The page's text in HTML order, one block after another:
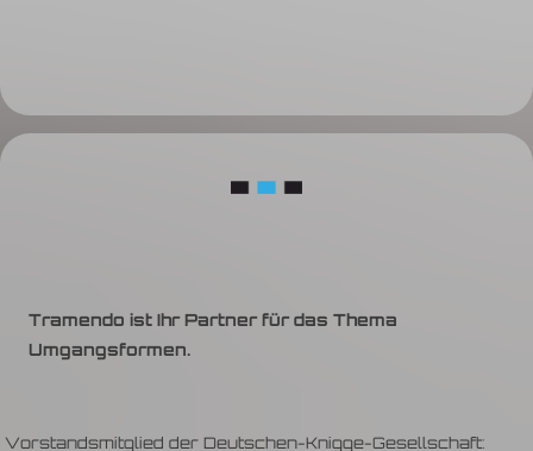
Tramendo ist Ihr Partner für das Thema
Umgangsformen.
Vorstandsmitglied der Deutschen-Knigge-Gesellschaft: